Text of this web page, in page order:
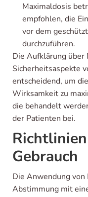
Maximaldosis
empfohlen, die
vor dem
durchzuführen.
Die Aufklärung über
Sicherheitsaspekte
entscheidend, um
Wirksamkeit zu
die behandelt
der Patienten bei.
Gebrauch
Die Anwendung
Abstimmung mit